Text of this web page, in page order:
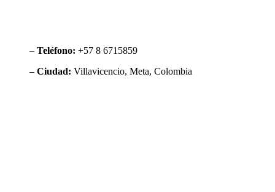
– Teléfono: +57 8 6715859
– Ciudad: Villavicencio, Meta, Colombia